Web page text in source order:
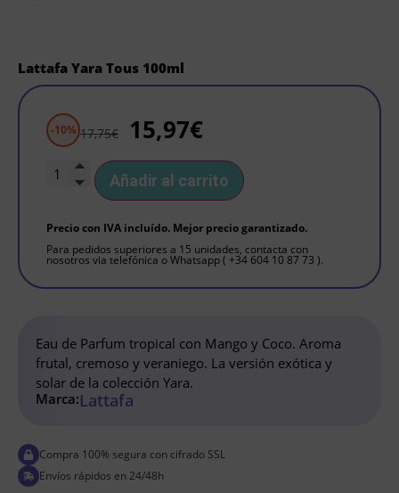
Lattafa Yara Tous 100ml
Eau de Parfum tropical con Mango y Coco. Aroma
frutal, cremoso y veraniego. La versión exótica y
solar de la colección Yara.
Marca:Lattafa
-10% 17,75€ 15,97€
Añadir al carrito
Precio con IVA incluído. Mejor precio garantizado.
Para pedidos superiores a 15 unidades, contacta con
nosotros via telefónica o Whatsapp ( +34 604 10 87 73 ).
Compra 100% segura con cifrado SSL
Envíos rápidos en 24/48h